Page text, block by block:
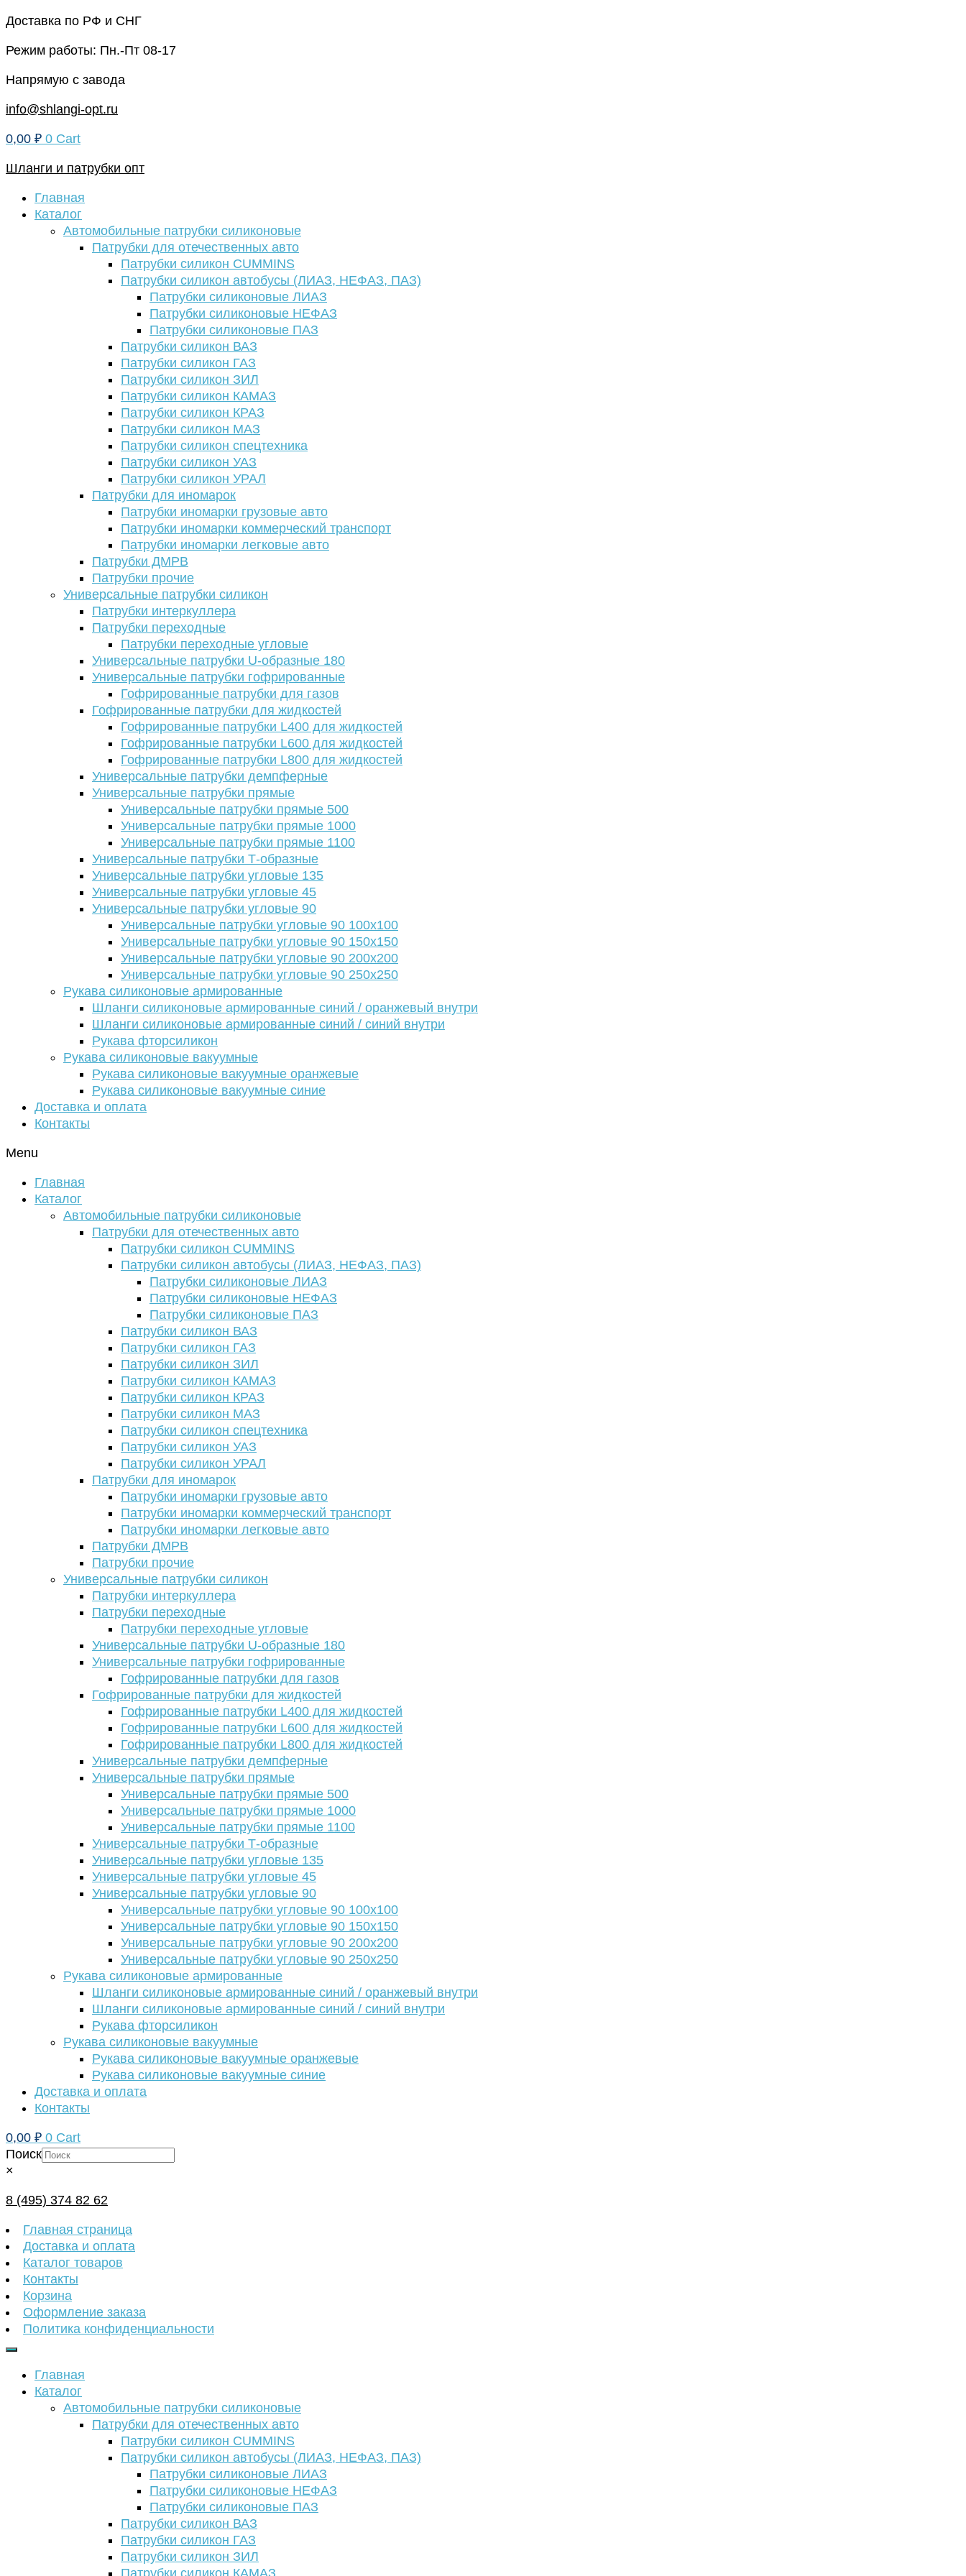
Перейти
содержимому
Доставка по РФ и СНГ
Режим работы: Пн.-Пт 08-17
Напрямую с завода
info@shlangi-opt.ru
0,00 ₽ 0 Cart
Шланги и патрубки опт
Главная
Каталог
Автомобильные патрубки силиконовые
Патрубки для отечественных авто
Патрубки силикон CUMMINS
Патрубки силикон автобусы (ЛИАЗ, НЕФАЗ, ПАЗ)
Патрубки силиконовые ЛИАЗ
Патрубки силиконовые НЕФАЗ
Патрубки силиконовые ПАЗ
Патрубки силикон ВАЗ
Патрубки силикон ГАЗ
Патрубки силикон ЗИЛ
Патрубки силикон КАМАЗ
Патрубки силикон КРАЗ
Патрубки силикон МАЗ
Патрубки силикон спецтехника
Патрубки силикон УАЗ
Патрубки силикон УРАЛ
Патрубки для иномарок
Патрубки иномарки грузовые авто
Патрубки иномарки коммерческий транспорт
Патрубки иномарки легковые авто
Патрубки ДМРВ
Патрубки прочие
Универсальные патрубки силикон
Патрубки интеркуллера
Патрубки переходные
Патрубки переходные угловые
Универсальные патрубки U-образные 180
Универсальные патрубки гофрированные
Гофрированные патрубки для газов
Гофрированные патрубки для жидкостей
Гофрированные патрубки L400 для жидкостей
Гофрированные патрубки L600 для жидкостей
Гофрированные патрубки L800 для жидкостей
Универсальные патрубки демпферные
Универсальные патрубки прямые
Универсальные патрубки прямые 500
Универсальные патрубки прямые 1000
Универсальные патрубки прямые 1100
Универсальные патрубки Т-образные
Универсальные патрубки угловые 135
Универсальные патрубки угловые 45
Универсальные патрубки угловые 90
Универсальные патрубки угловые 90 100х100
Универсальные патрубки угловые 90 150х150
Универсальные патрубки угловые 90 200х200
Универсальные патрубки угловые 90 250х250
Рукава силиконовые армированные
Шланги силиконовые армированные синий / оранжевый внутри
Шланги силиконовые армированные синий / синий внутри
Рукава фторсиликон
Рукава силиконовые вакуумные
Рукава силиконовые вакуумные оранжевые
Рукава силиконовые вакуумные синие
Доставка и оплата
Контакты
Menu
Главная
Каталог
Автомобильные патрубки силиконовые
Патрубки для отечественных авто
Патрубки силикон CUMMINS
Патрубки силикон автобусы (ЛИАЗ, НЕФАЗ, ПАЗ)
Патрубки силиконовые ЛИАЗ
Патрубки силиконовые НЕФАЗ
Патрубки силиконовые ПАЗ
Патрубки силикон ВАЗ
Патрубки силикон ГАЗ
Патрубки силикон ЗИЛ
Патрубки силикон КАМАЗ
Патрубки силикон КРАЗ
Патрубки силикон МАЗ
Патрубки силикон спецтехника
Патрубки силикон УАЗ
Патрубки силикон УРАЛ
Патрубки для иномарок
Патрубки иномарки грузовые авто
Патрубки иномарки коммерческий транспорт
Патрубки иномарки легковые авто
Патрубки ДМРВ
Патрубки прочие
Универсальные патрубки силикон
Патрубки интеркуллера
Патрубки переходные
Патрубки переходные угловые
Универсальные патрубки U-образные 180
Универсальные патрубки гофрированные
Гофрированные патрубки для газов
Гофрированные патрубки для жидкостей
Гофрированные патрубки L400 для жидкостей
Гофрированные патрубки L600 для жидкостей
Гофрированные патрубки L800 для жидкостей
Универсальные патрубки демпферные
Универсальные патрубки прямые
Универсальные патрубки прямые 500
Универсальные патрубки прямые 1000
Универсальные патрубки прямые 1100
Универсальные патрубки Т-образные
Универсальные патрубки угловые 135
Универсальные патрубки угловые 45
Универсальные патрубки угловые 90
Универсальные патрубки угловые 90 100х100
Универсальные патрубки угловые 90 150х150
Универсальные патрубки угловые 90 200х200
Универсальные патрубки угловые 90 250х250
Рукава силиконовые армированные
Шланги силиконовые армированные синий / оранжевый внутри
Шланги силиконовые армированные синий / синий внутри
Рукава фторсиликон
Рукава силиконовые вакуумные
Рукава силиконовые вакуумные оранжевые
Рукава силиконовые вакуумные синие
Доставка и оплата
Контакты
0,00 ₽ 0 Cart
Поиск
×
8 (495) 374 82 62
Главная страница
Доставка и оплата
Каталог товаров
Контакты
Корзина
Оформление заказа
Политика конфиденциальности
Главная
Каталог
Автомобильные патрубки силиконовые
Патрубки для отечественных авто
Патрубки силикон CUMMINS
Патрубки силикон автобусы (ЛИАЗ, НЕФАЗ, ПАЗ)
Патрубки силиконовые ЛИАЗ
Патрубки силиконовые НЕФАЗ
Патрубки силиконовые ПАЗ
Патрубки силикон ВАЗ
Патрубки силикон ГАЗ
Патрубки силикон ЗИЛ
Патрубки силикон КАМАЗ